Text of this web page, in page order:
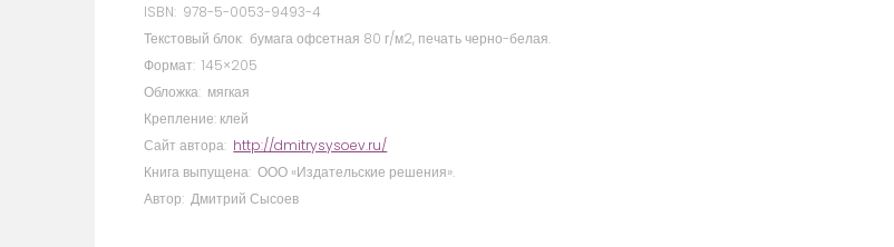
ISBN: 978-5-0053-9493-4
Текстовый блок: бумага офсетная 80 г/м2, печать черно-белая.
Формат: 145×205
Обложка: мягкая
Крепление: клей
Сайт автора: http://dmitrysysoev.ru/
Книга выпущена: ООО «Издательские решения».
Автор: Дмитрий Сысоев